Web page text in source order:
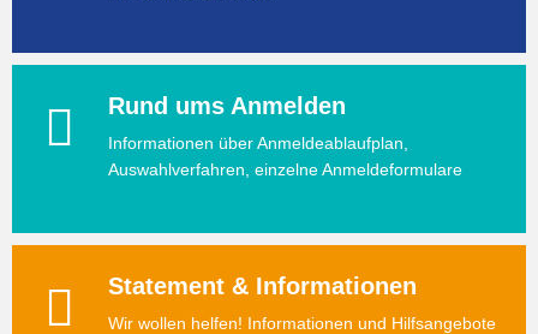
Rund ums Anmelden
Informationen über Anmeldeablaufplan,
Auswahlverfahren, einzelne Anmeldeformulare
Statement & Informationen
Wir wollen helfen! Informationen und Hilfsangebote